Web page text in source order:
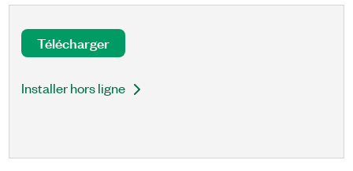
Télécharger
Installer hors ligne